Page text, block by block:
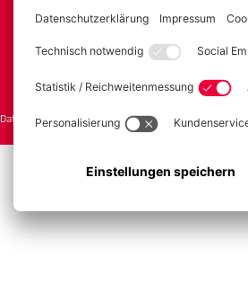
Datenschutz Nutzungsbedingungen Barrierefreiheit